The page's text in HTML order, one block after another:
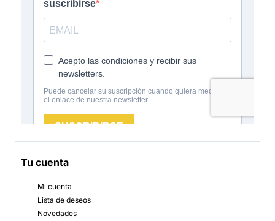
Tu cuenta
Mi cuenta
Lista de deseos
Novedades